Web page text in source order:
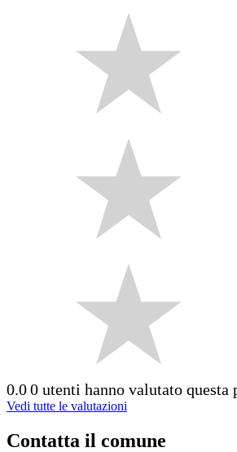
0.00 utenti hanno valutato questa
Vedi tutte le valutazioni
Contatta il comune